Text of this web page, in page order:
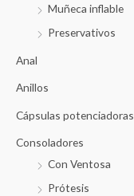
Muñeca inflable
Preservativos
Anal
Anillos
Cápsulas potenciadoras
Consoladores
Con Ventosa
Prótesis